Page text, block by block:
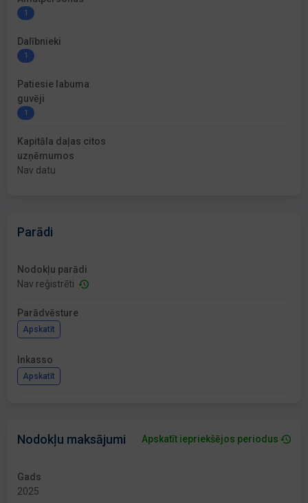
1
Dalībnieki
1
Patiesie labuma
guvēji
1
Kapitāla daļas citos
uzņēmumos
Nav datu
Parādi
Nodokļu parādi
Nav reģistrēti
Parādvēsture
Apskatīt
Inkasso
Apskatīt
Nodokļu maksājumi Apskatīt iepriekšējos periodus
Gads
2025